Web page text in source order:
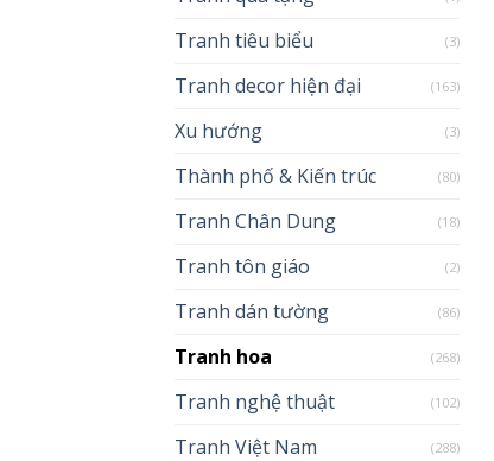
Tranh tiêu biểu (3)
Tranh decor hiện đại (163)
Xu hướng (3)
Thành phố & Kiến trúc (80)
Tranh Chân Dung (18)
Tranh tôn giáo (2)
Tranh dán tường (86)
Tranh hoa (268)
Tranh nghệ thuật (102)
Tranh Việt Nam (288)